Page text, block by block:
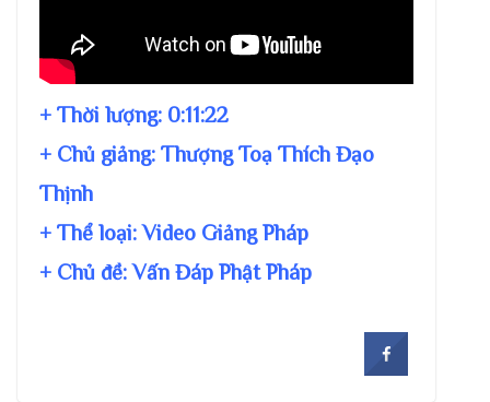
+ Thời lượng: 0:11:22
+ Chủ giảng: Thượng Toạ Thích Đạo
Thịnh
+ Thể loại: Video Giảng Pháp
+ Chủ đề:Vấn Đáp Phật Pháp